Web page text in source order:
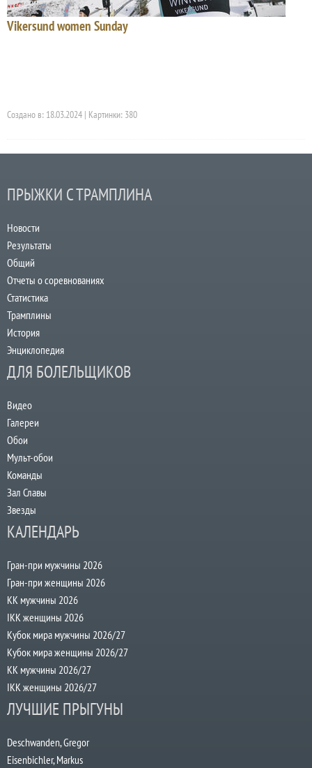
Vikersund women Sunday
Создано в: 18.03.2024 | Картинки: 380
ПРЫЖКИ С ТРАМПЛИНА
Новости
Результаты
Общий
Отчеты о соревнованиях
Статистика
Трамплины
История
Энциклопедия
ДЛЯ БОЛЕЛЬЩИКОВ
Видео
Галереи
Обои
Мульт-обои
Команды
Зал Славы
Звезды
КАЛЕНДАРЬ
Гран-при мужчины 2026
Гран-при женщины 2026
КК мужчины 2026
IKK женщины 2026
Кубок мира мужчины 2026/27
Кубок мира женщины 2026/27
КК мужчины 2026/27
IKK женщины 2026/27
ЛУЧШИЕ ПРЫГУНЫ
Deschwanden, Gregor
Eisenbichler, Markus